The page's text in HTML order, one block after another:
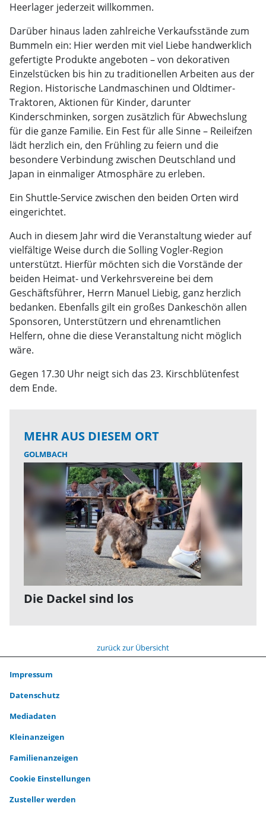
Heerlager jederzeit willkommen.
Darüber hinaus laden zahlreiche Verkaufsstände zum
Bummeln ein: Hier werden mit viel Liebe handwerklich
gefertigte Produkte angeboten – von dekorativen
Einzelstücken bis hin zu traditionellen Arbeiten aus der
Region. Historische Landmaschinen und Oldtimer-
Traktoren, Aktionen für Kinder, darunter
Kinderschminken, sorgen zusätzlich für Abwechslung
für die ganze Familie. Ein Fest für alle Sinne – Reileifzen
lädt herzlich ein, den Frühling zu feiern und die
besondere Verbindung zwischen Deutschland und
Japan in einmaliger Atmosphäre zu erleben.
Ein Shuttle-Service zwischen den beiden Orten wird
eingerichtet.
Auch in diesem Jahr wird die Veranstaltung wieder auf
vielfältige Weise durch die Solling Vogler-Region
unterstützt. Hierfür möchten sich die Vorstände der
beiden Heimat- und Verkehrsvereine bei dem
Geschäftsführer, Herrn Manuel Liebig, ganz herzlich
bedanken. Ebenfalls gilt ein großes Dankeschön allen
Sponsoren, Unterstützern und ehrenamtlichen
Helfern, ohne die diese Veranstaltung nicht möglich
wäre.
Gegen 17.30 Uhr neigt sich das 23. Kirschblütenfest
dem Ende.
MEHR AUS DIESEM ORT
GOLMBACH
Die Dackel sind los
zurück zur Übersicht
Impressum
Datenschutz
Mediadaten
Kleinanzeigen
Familienanzeigen
Cookie Einstellungen
Zusteller werden